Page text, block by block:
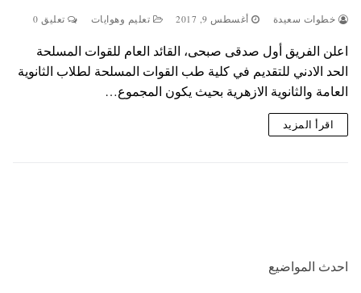
خطوات سعيدة أغسطس 9, 2017 تعليم وهوايات تعليق 0
اعلن الفريق أول صدقى صبحى، القائد العام للقوات المسلحة
الحد الادني للتقديم في كلية طب القوات المسلحة لطلاب الثانوية
العامة والثانوية الازهرية بحيث يكون المجموع…
اقرأ المزيد
احدث المواضيع